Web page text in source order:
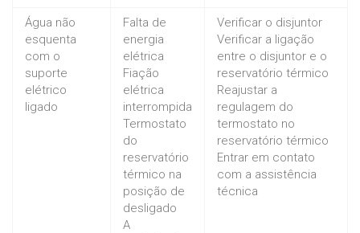
Água não
esquenta
com o
suporte
elétrico
ligado
Falta de
energia
elétrica
Fiação
elétrica
interrompida
Termostato
do
reservatório
térmico na
posição de
desligado
A
Verificar o disjuntor
Verificar a ligação
entre o disjuntor e o
reservatório térmico
Reajustar a
regulagem do
termostato no
reservatório térmico
Entrar em contato
com a assistência
técnica